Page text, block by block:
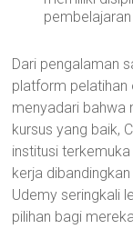
Dari pengalaman
platform pelatihan
menyadari bahwa
kursus yang baik,
institusi
kerja
Udemy seringkali
pilihan bagi